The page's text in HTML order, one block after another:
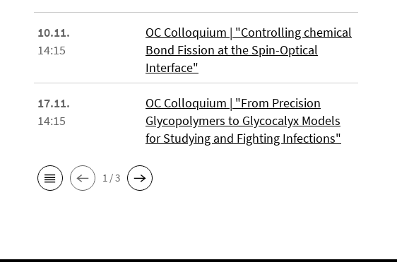
10.11.
14:15
OC Colloquium | "Controlling chemical
Bond Fission at the Spin-Optical
Interface"
17.11.
14:15
OC Colloquium | "From Precision
Glycopolymers to Glycocalyx Models
for Studying and Fighting Infections"
1 / 3